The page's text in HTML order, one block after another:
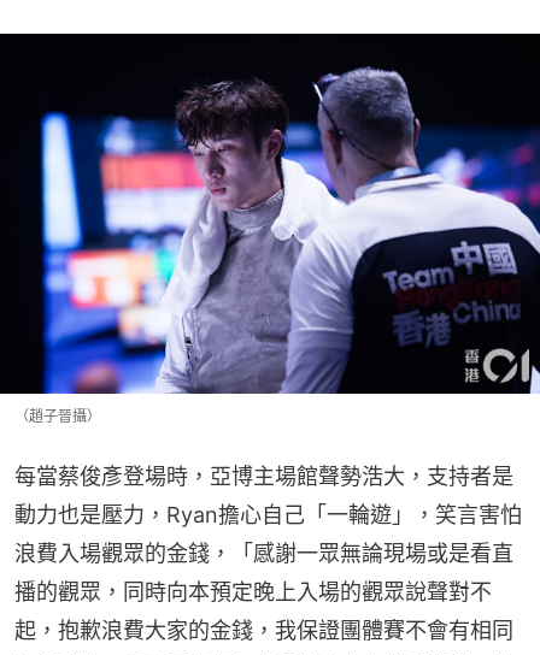
（趙子晉攝）
每當蔡俊彥登場時，亞博主場館聲勢浩大，支持者是
動力也是壓力，Ryan擔心自己「一輪遊」，笑言害怕
浪費入場觀眾的金錢，「感謝一眾無論現場或是看直
播的觀眾，同時向本預定晚上入場的觀眾說聲對不
起，抱歉浪費大家的金錢，我保證團體賽不會有相同